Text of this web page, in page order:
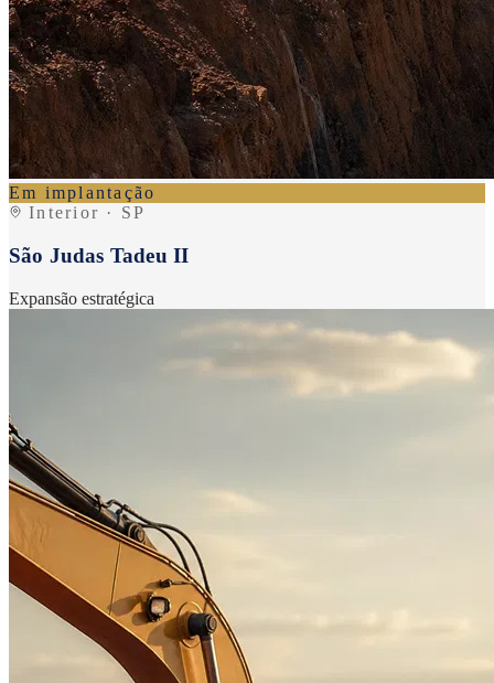
Em implantação
Interior · SP
São Judas Tadeu II
Expansão estratégica